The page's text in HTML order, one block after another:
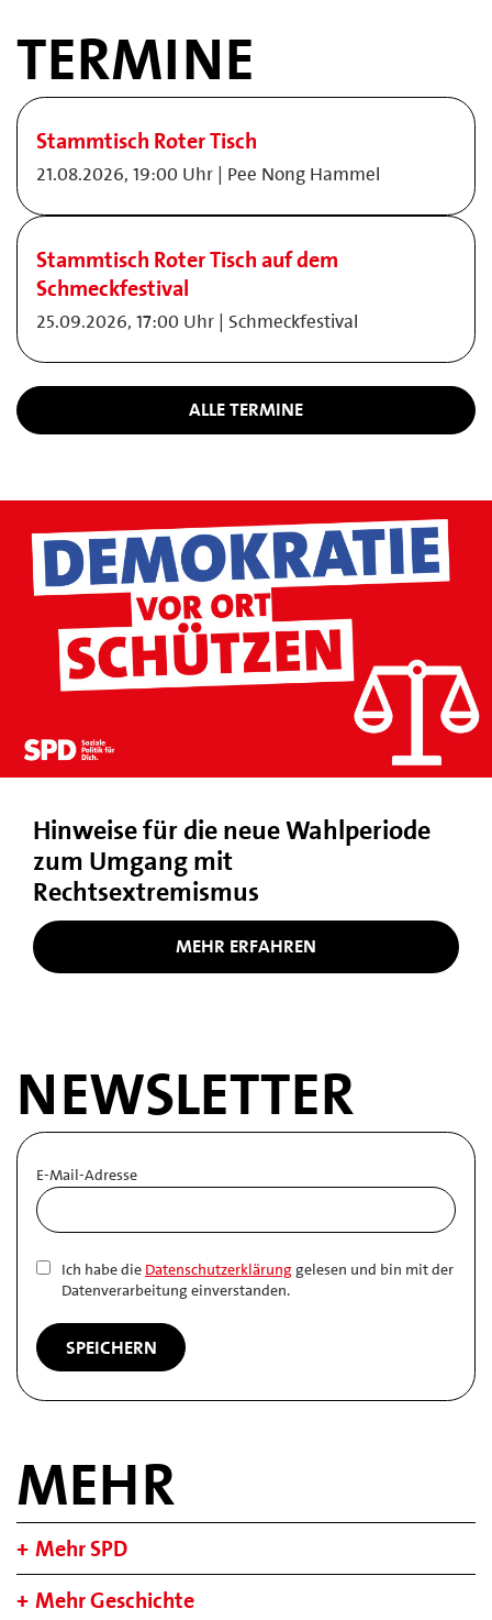
TERMINE
Stammtisch Roter Tisch
21.08.2026, 19:00 Uhr | Pee Nong Hammel
Stammtisch Roter Tisch auf dem
Schmeckfestival
25.09.2026, 17:00 Uhr | Schmeckfestival
ALLE TERMINE
Hinweise für die neue Wahlperiode
zum Umgang mit
Rechtsextremismus
MEHR ERFAHREN
NEWSLETTER
E-Mail-Adresse
Ich habe die Datenschutzerklärung gelesen und bin mit der
Datenverarbeitung einverstanden.
MEHR
Mehr SPD
Mehr Geschichte